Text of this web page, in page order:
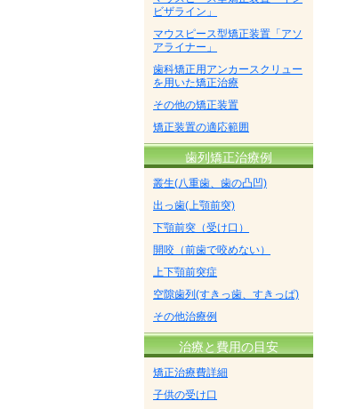
ビザライン」
マウスピース型矯正装置「アソ
アライナー」
歯科矯正用アンカースクリュー
を用いた矯正治療
その他の矯正装置
矯正装置の適応範囲
歯列矯正治療例
叢生(八重歯、歯の凸凹)
出っ歯(上顎前突)
下顎前突（受け口）
開咬（前歯で咬めない）
上下顎前突症
空隙歯列(すきっ歯、すきっぱ)
その他治療例
治療と費用の目安
矯正治療費詳細
子供の受け口